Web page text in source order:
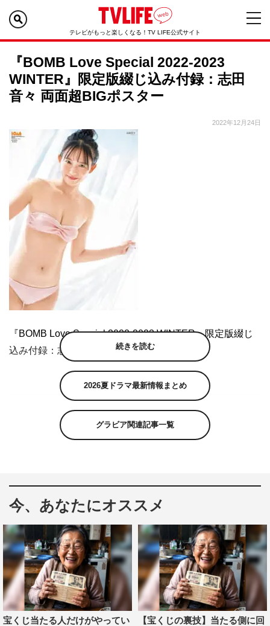
テレビがもっと楽しくなる！TV LIFE公式サイト
『BOMB Love Special 2022-2023
WINTER』限定版綴じ込み付録：志田
音々 両面超BIGポスター
2022年12月24日
『BOMB Love Special 2022-2023 WINTER』限定版綴じ
込み付録：志田音々 両面超BIGポスター
続きを読む
2026夏ドラマ最新情報まとめ
グラビア関連記事一覧
今、あなたにオススメ
宝くじ当たる人だけがやってい
【宝くじの裏技】当たる側に回